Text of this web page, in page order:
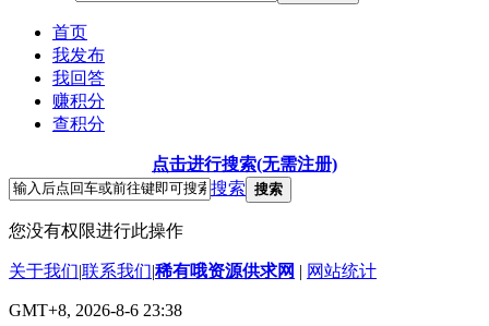
首页
我发布
我回答
赚积分
查积分
点击进行搜索(无需注册)
搜索 搜索
您没有权限进行此操作
关于我们|联系我们|稀有哦资源供求网 | 网站统计
GMT+8, 2026-8-6 23:38